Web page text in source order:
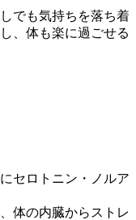
でも気持ちを落ち着
、体も楽に過ごせる
セロトニン・ノルア
体の内臓からストレ